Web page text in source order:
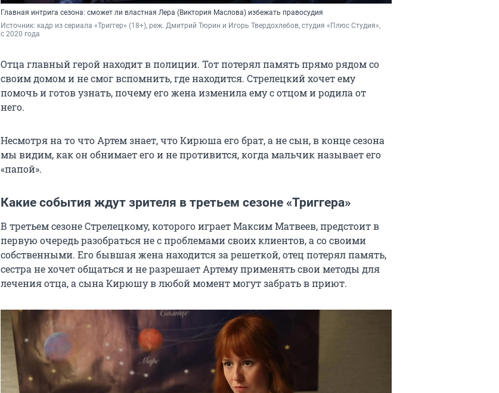
Главная интрига сезона: сможет ли властная Лера (Виктория Маслова) избежать правосудия
Источник: кадр из сериала «Триггер» (18+), реж. Дмитрий Тюрин и Игорь Твердохлебов, студия «Плюс Студия»,
с 2020 года
Отца главный герой находит в полиции. Тот потерял память прямо рядом со
своим домом и не смог вспомнить, где находится. Стрелецкий хочет ему
помочь и готов узнать, почему его жена изменила ему с отцом и родила от
него.
Несмотря на то что Артем знает, что Кирюша его брат, а не сын, в конце сезона
мы видим, как он обнимает его и не противится, когда мальчик называет его
«папой».
Какие события ждут зрителя в третьем сезоне «Триггера»
В третьем сезоне Стрелецкому, которого играет Максим Матвеев, предстоит в
первую очередь разобраться не с проблемами своих клиентов, а со своими
собственными. Его бывшая жена находится за решеткой, отец потерял память,
сестра не хочет общаться и не разрешает Артему применять свои методы для
лечения отца, а сына Кирюшу в любой момент могут забрать в приют.